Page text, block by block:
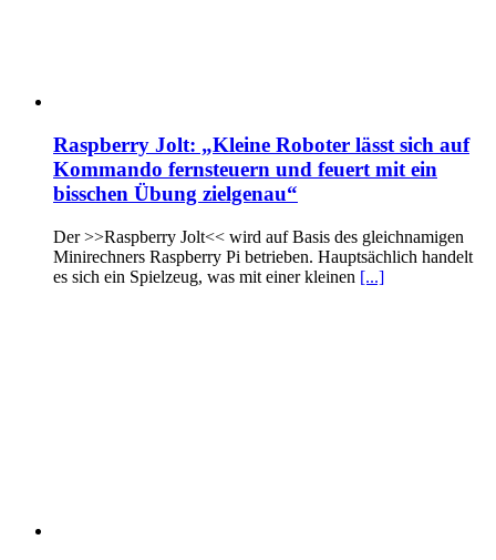
Raspberry Jolt: „Kleine Roboter lässt sich auf
Kommando fernsteuern und feuert mit ein
bisschen Übung zielgenau“
Der >>Raspberry Jolt<< wird auf Basis des gleichnamigen
Minirechners Raspberry Pi betrieben. Hauptsächlich handelt
es sich ein Spielzeug, was mit einer kleinen [...]